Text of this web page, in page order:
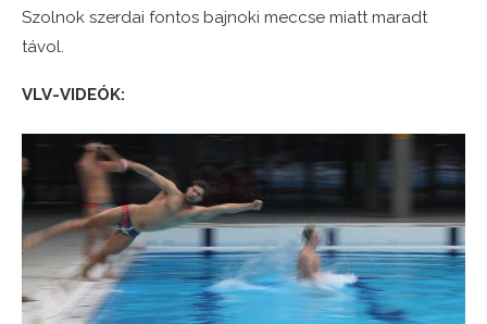
Szolnok szerdai fontos bajnoki meccse miatt maradt
távol.
VLV-VIDEÓK: